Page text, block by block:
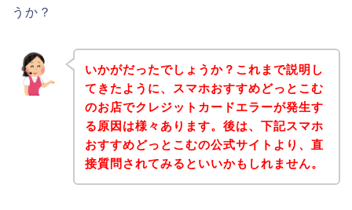
うか？
いかがだったでしょうか？これまで説明し
てきたように、スマホおすすめどっとこむ
のお店でクレジットカードエラーが発生す
る原因は様々あります。後は、下記スマホ
おすすめどっとこむの公式サイトより、直
接質問されてみるといいかもしれません。